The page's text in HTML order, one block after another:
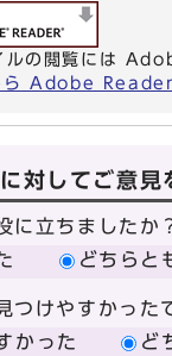
ルの閲覧には
ら Adobe Reader
対してご意見
に立ちましたか
どちらと
つけやすかった
かった
ど